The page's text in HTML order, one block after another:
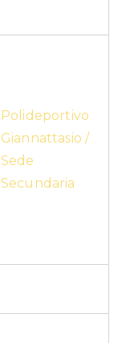
Polideportivo
Giannattasio /
Sede
Secundaria